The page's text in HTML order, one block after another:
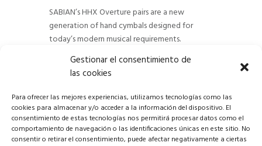
Gestionar el consentimiento de
las cookies
Para ofrecer las mejores experiencias, utilizamos tecnologías como las
cookies para almacenar y/o acceder a la información del dispositivo. El
consentimiento de estas tecnologías nos permitirá procesar datos como el
comportamiento de navegación o las identificaciones únicas en este sitio. No
consentir o retirar el consentimiento, puede afectar negativamente a ciertas
SABIAN’s HHX Overture pairs are a new
generation of hand cymbals designed for
today’s modern musical requirements.